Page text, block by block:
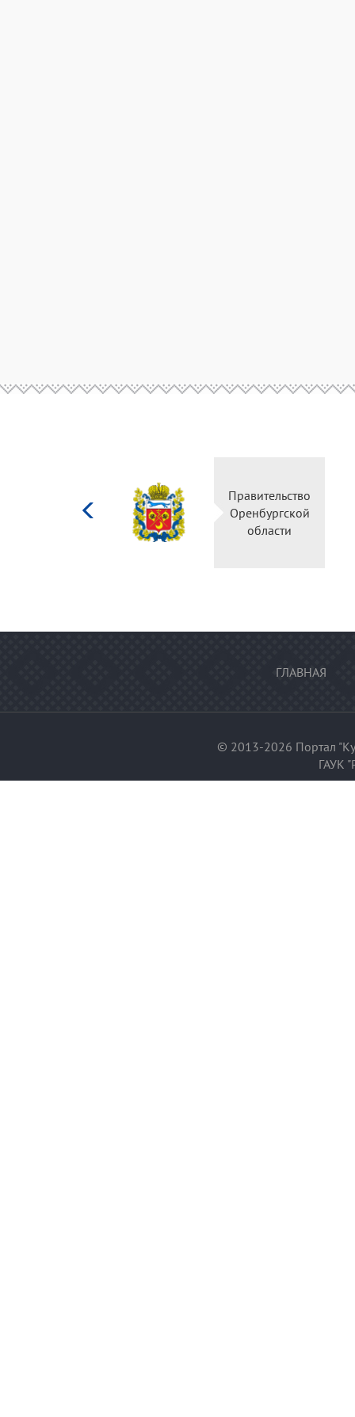
Министерство
культуры
Российской
федерации
ГЛАВНАЯ
© 2013-2026 Портал
ГАУК